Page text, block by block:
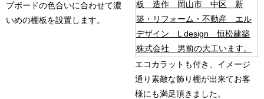
プボードの色合いに合わせて濃
いめの棚板を設置します。
エコカラットも付き、イメージ
通り素敵な飾り棚が出来てお客
様にも満足頂きました。